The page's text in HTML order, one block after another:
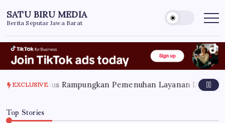
to
content
SATU BIRU MEDIA
Berita Seputar Jawa Barat
EXCLUSIVE
KDM Fokus Rampungkan Pemenuhan Layanan Dasar dan
Top Stories